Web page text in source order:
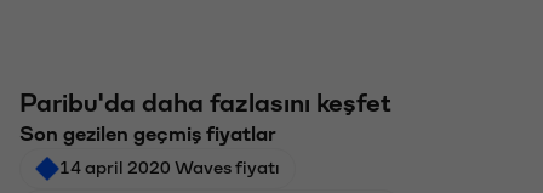
Paribu'da daha fazlasını keşfet
Son gezilen geçmiş fiyatlar
14 april 2020 Waves fiyatı